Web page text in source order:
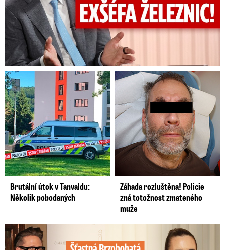
Brutální útok v Tanvaldu:
Několik pobodaných
Záhada rozluštěna! Policie
zná totožnost zmateného
muže
Šťastná Brzobohatá se pochlubila fotkou: Rýpanec od Ondřeje